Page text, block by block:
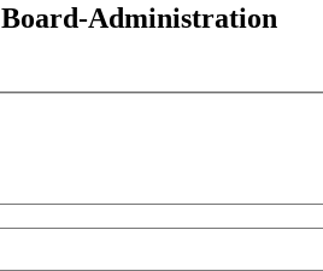
Administration